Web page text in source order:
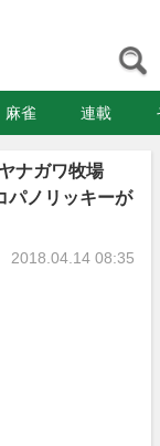
麻雀 連載
ナガワ牧場
パノリッキーが
2018.04.14 08:35